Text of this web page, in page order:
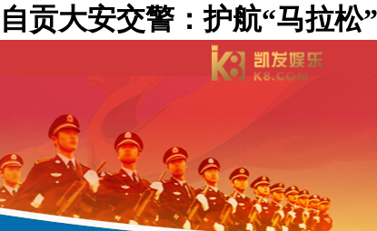
自贡大安交警：护航“马拉松